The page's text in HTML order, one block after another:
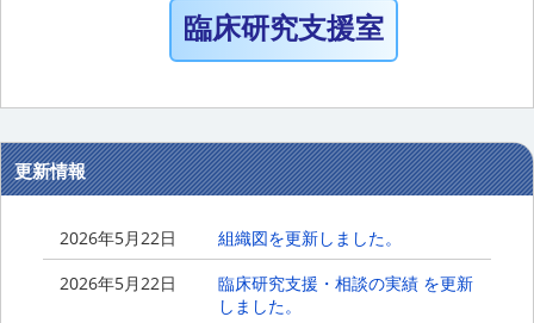
臨床研究支援室
更新情報
2026年5月22日 組織図を更新しました。
2026年5月22日
臨床研究支援・相談の実績 を更新
しました。